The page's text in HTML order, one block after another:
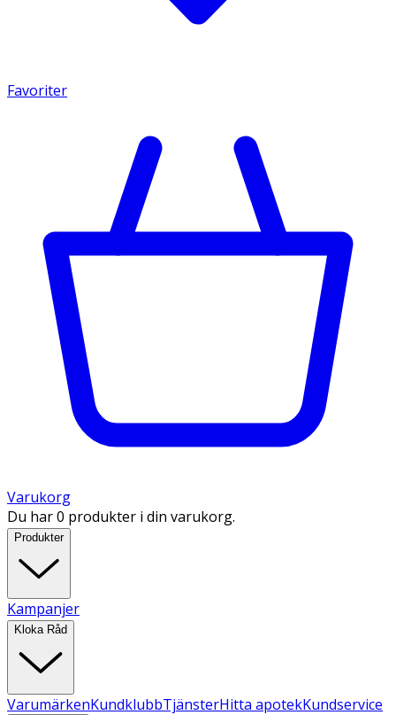
Favoriter
Varukorg
Du har 0 produkter i din varukorg.
Produkter
Kampanjer
Kloka Råd
VarumärkenKundklubbTjänsterHitta apotekKundservice